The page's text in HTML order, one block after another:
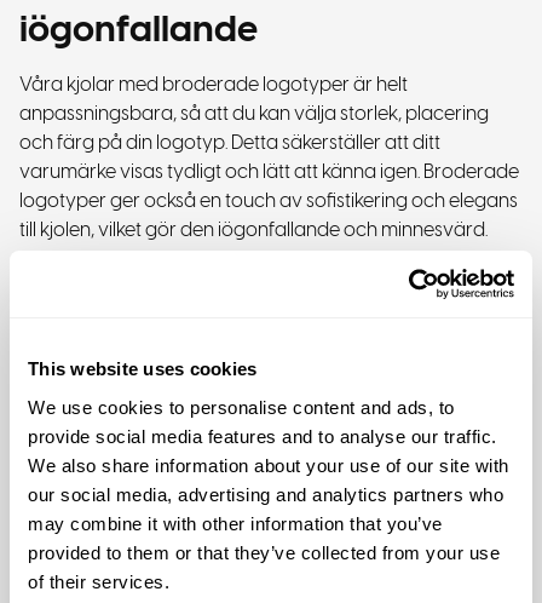
This website uses cookies
We use cookies to personalise content and ads, to
provide social media features and to analyse our traffic.
We also share information about your use of our site with
our social media, advertising and analytics partners who
may combine it with other information that you’ve
provided to them or that they’ve collected from your use
of their services.
iögonfallande
Våra kjolar med broderade logotyper är helt
anpassningsbara, så att du kan välja storlek, placering
och färg på din logotyp. Detta säkerställer att ditt
varumärke visas tydligt och lätt att känna igen. Broderade
logotyper ger också en touch av sofistikering och elegans
till kjolen, vilket gör den iögonfallande och minnesvärd.
Perfekt för varumärken och
kampanjer
Kjolar med broderade logotyper är inte bara bra för
personligt bruk, utan också för varumärken och
kampanjer. De är fantastiska presenter till anställda eller
kunder och kan också användas som reklamartiklar på
mässor och evenemang. Genom att ge bort märkeskjolar,
marknadsför du inte bara ditt varumärke, utan visar
också din uppskattning för dina anställda eller kunder.